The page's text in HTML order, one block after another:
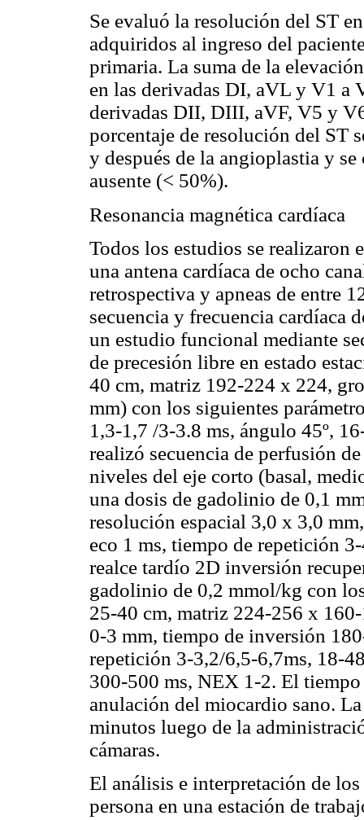
Se evaluó la resolución del ST
adquiridos al ingreso del
primaria. La suma de la
en las derivadas DI, aVL y V1 a
derivadas DII, DIII, aVF, V5 y
porcentaje de resolución del ST
y después de la angioplastia y
ausente (< 50%).
Resonancia magnética cardíaca
Todos los estudios se realizaron
una antena cardíaca de ocho
retrospectiva y apneas de entre
secuencia y frecuencia cardíaca
un estudio funcional mediante
de precesión libre en estado
40 cm, matriz 192-224 x 224,
mm) con los siguientes
1,3-1,7 /3-3.8 ms, ángulo 45º,
realizó secuencia de perfusión
niveles del eje corto (basal,
una dosis de gadolinio de 0,1
resolución espacial 3,0 x 3,0
eco 1 ms, tiempo de repetición
realce tardío 2D inversión
gadolinio de 0,2 mmol/kg con
25-40 cm, matriz 224-256 x
0-3 mm, tiempo de inversión
repetición 3-3,2/6,5-6,7ms, 18-
300-500 ms, NEX 1-2. El
anulación del miocardio sano.
minutos luego de la
cámaras.
El análisis e interpretación de
persona en una estación de